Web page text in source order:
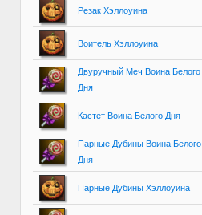
Резак Хэллоуина
Воитель Хэллоуина
Двуручный Меч Воина Белого
Дня
Кастет Воина Белого Дня
Парные Дубины Воина Белого
Дня
Парные Дубины Хэллоуина